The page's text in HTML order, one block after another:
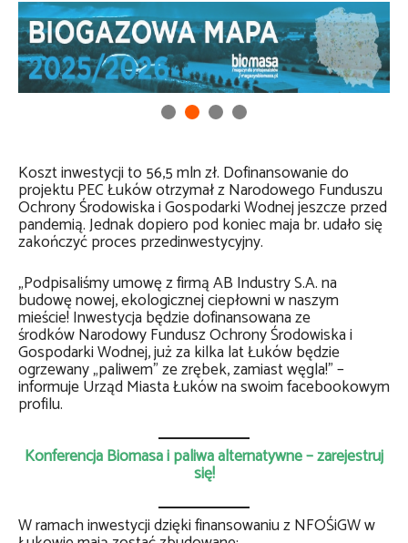
Koszt inwestycji to 56,5 mln zł. Dofinansowanie do
projektu PEC Łuków otrzymał z Narodowego Funduszu
Ochrony Środowiska i Gospodarki Wodnej jeszcze przed
pandemią. Jednak dopiero pod koniec maja br. udało się
zakończyć proces przedinwestycyjny.
„Podpisaliśmy umowę z firmą AB Industry S.A. na
budowę nowej, ekologicznej ciepłowni w naszym
mieście! Inwestycja będzie dofinansowana ze
środków Narodowy Fundusz Ochrony Środowiska i
Gospodarki Wodnej, już za kilka lat Łuków będzie
ogrzewany „paliwem” ze zrębek, zamiast węgla!” –
informuje Urząd Miasta Łuków na swoim facebookowym
profilu.
Konferencja Biomasa i paliwa alternatywne – zarejestruj
się!
W ramach inwestycji dzięki finansowaniu z NFOŚiGW w